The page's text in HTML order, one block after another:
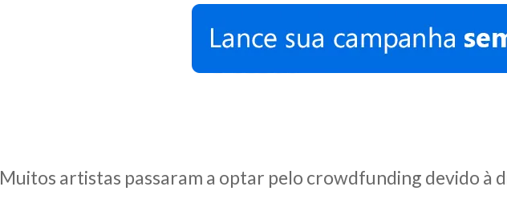
Muitos artistas passaram a optar pelo crowdfunding devido à